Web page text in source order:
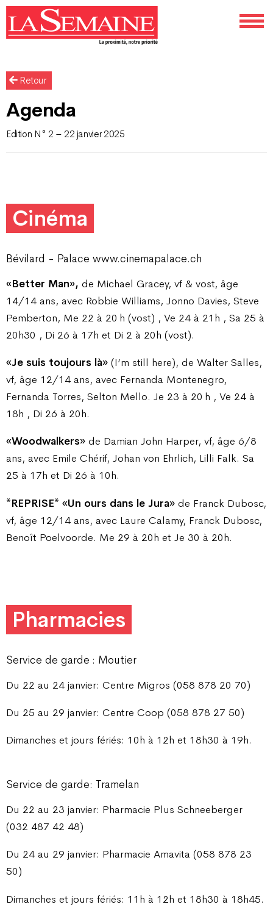
Retour
Agenda
Edition N° 2 – 22 janvier 2025
Cinéma
Bévilard - Palace www.cinemapalace.ch
«Better Man», de Michael Gracey, vf & vost, âge
14/14 ans, avec Robbie Williams, Jonno Davies, Steve
Pemberton, Me 22 à 20 h (vost) , Ve 24 à 21h , Sa 25 à
20h30 , Di 26 à 17h et Di 2 à 20h (vost).
«Je suis toujours là» (I’m still here), de Walter Salles,
vf, âge 12/14 ans, avec Fernanda Montenegro,
Fernanda Torres, Selton Mello. Je 23 à 20 h , Ve 24 à
18h , Di 26 à 20h.
«Woodwalkers» de Damian John Harper, vf, âge 6/8
ans, avec Emile Chérif, Johan von Ehrlich, Lilli Falk. Sa
25 à 17h et Di 26 à 10h.
*REPRISE* «Un ours dans le Jura» de Franck Dubosc,
vf, âge 12/14 ans, avec Laure Calamy, Franck Dubosc,
Benoît Poelvoorde. Me 29 à 20h et Je 30 à 20h.
Pharmacies
Service de garde : Moutier
Du 22 au 24 janvier: Centre Migros (058 878 20 70)
Du 25 au 29 janvier: Centre Coop (058 878 27 50)
Dimanches et jours fériés: 10h à 12h et 18h30 à 19h.
Service de garde: Tramelan
Du 22 au 23 janvier: Pharmacie Plus Schneeberger
(032 487 42 48)
Du 24 au 29 janvier: Pharmacie Amavita (058 878 23
50)
Dimanches et jours fériés: 11h à 12h et 18h30 à 18h45.